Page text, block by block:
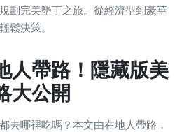
劃完美墾丁之旅。從經濟型到豪華
鬆決策。
人帶路！隱藏版美
大公開
去哪裡吃嗎？本文由在地人帶路，